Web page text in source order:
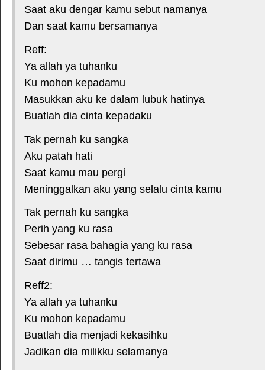
Saat aku dengar kamu sebut namanya
Dan saat kamu bersamanya
Reff:
Ya allah ya tuhanku
Ku mohon kepadamu
Masukkan aku ke dalam lubuk hatinya
Buatlah dia cinta kepadaku
Tak pernah ku sangka
Aku patah hati
Saat kamu mau pergi
Meninggalkan aku yang selalu cinta kamu
Tak pernah ku sangka
Perih yang ku rasa
Sebesar rasa bahagia yang ku rasa
Saat dirimu … tangis tertawa
Reff2:
Ya allah ya tuhanku
Ku mohon kepadamu
Buatlah dia menjadi kekasihku
Jadikan dia milikku selamanya